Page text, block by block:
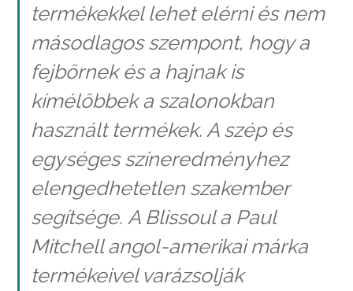
termékekkel lehet elérni és nem
másodlagos szempont, hogy a
fejbőrnek és a hajnak is
kímélőbbek a szalonokban
használt termékek. A szép és
egységes színeredményhez
elengedhetetlen szakember
segítsége. A Blissoul a Paul
Mitchell angol-amerikai márka
termékeivel varázsolják